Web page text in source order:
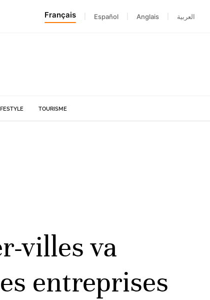
Français Español Anglais العربية
TOURISME
villes va
entreprises